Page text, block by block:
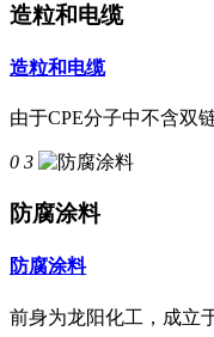
造粒和电缆
造粒和电缆
由于CPE分子中不含双
0 3
防腐涂料
防腐涂料
前身为龙阳化工，成立